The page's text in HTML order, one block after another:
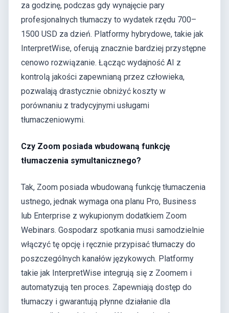
za godzinę, podczas gdy wynajęcie pary
profesjonalnych tłumaczy to wydatek rzędu 700–
1500 USD za dzień. Platformy hybrydowe, takie jak
InterpretWise, oferują znacznie bardziej przystępne
cenowo rozwiązanie. Łącząc wydajność AI z
kontrolą jakości zapewnianą przez człowieka,
pozwalają drastycznie obniżyć koszty w
porównaniu z tradycyjnymi usługami
tłumaczeniowymi.
Czy Zoom posiada wbudowaną funkcję
tłumaczenia symultanicznego?
Tak, Zoom posiada wbudowaną funkcję tłumaczenia
ustnego, jednak wymaga ona planu Pro, Business
lub Enterprise z wykupionym dodatkiem Zoom
Webinars. Gospodarz spotkania musi samodzielnie
włączyć tę opcję i ręcznie przypisać tłumaczy do
poszczególnych kanałów językowych. Platformy
takie jak InterpretWise integrują się z Zoomem i
automatyzują ten proces. Zapewniają dostęp do
tłumaczy i gwarantują płynne działanie dla